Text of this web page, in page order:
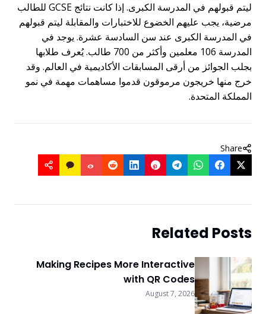
ليتم قبولهم في المدرسة الكبرى. إذا كانت نتائج GCSE للطالب
مرضية، يجب عليهم الخضوع للاختبارات والمقابلة ليتم قبولهم
في المدرسة الكبرى عند سن السادسة عشرة. يوجد في
المدرسة 106 معلمين وأكثر من 700 طالب. يُعرف طلابها
بجلب الجوائز من أرقى المسابقات الأكاديمية في العالم. وقد
خرج منها خريجون مرموقون قدموا مساهمات مهمة في نمو
المملكة المتحدة.
Share
Related Posts
Making Recipes More Interactive
with QR Codes
August 7, 2026